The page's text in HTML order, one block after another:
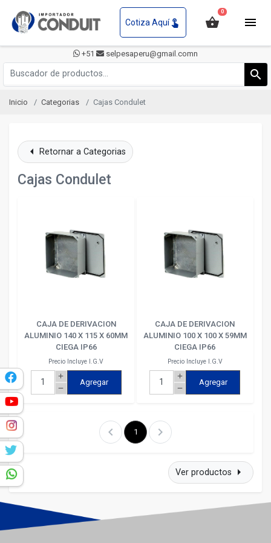
Cotiza Aquítouch_app shopping_basket
0
menu
+51 selpesaperu@gmail.comn
search
Inicio Categorias Cajas Condulet
arrow_leftRetornar a Categorias
Cajas Condulet
CAJA DE DERIVACION
ALUMINIO 140 X 115 X 60MM
CIEGA IP66
Precio Incluye I.G.V
add
remove
Agregar
CAJA DE DERIVACION
ALUMINIO 100 X 100 X 59MM
CIEGA IP66
Precio Incluye I.G.V
add
remove
Agregar
chevron_left 1 chevron_right
Ver productos arrow_right